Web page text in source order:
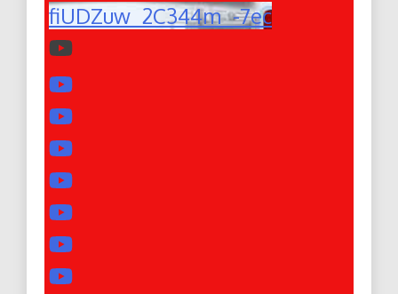
fiUDZuw_2C344m_-7ec